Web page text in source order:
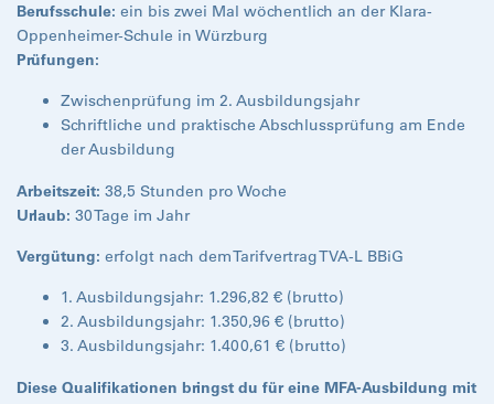
Berufsschule: ein bis zwei Mal wöchentlich an der Klara-
Oppenheimer-Schule in Würzburg
Prüfungen:
Zwischenprüfung im 2. Ausbildungsjahr
Schriftliche und praktische Abschlussprüfung am Ende
der Ausbildung
Arbeitszeit: 38,5 Stunden pro Woche
Urlaub: 30 Tage im Jahr
Vergütung: erfolgt nach dem Tarifvertrag TVA-L BBiG
1. Ausbildungsjahr: 1.296,82 € (brutto)
2. Ausbildungsjahr: 1.350,96 € (brutto)
3. Ausbildungsjahr: 1.400,61 € (brutto)
Diese Qualifikationen bringst du für eine MFA-Ausbildung mit